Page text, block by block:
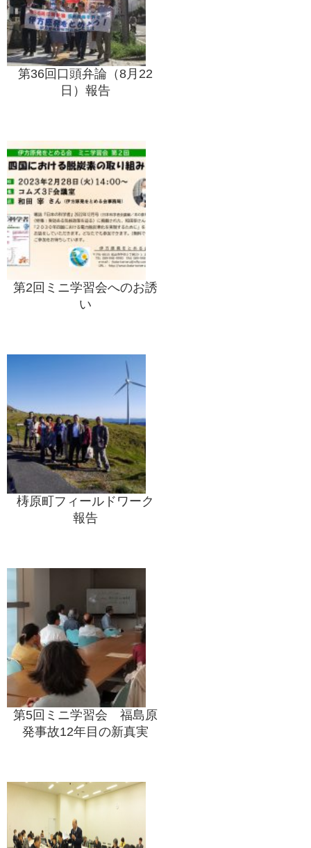
第36回口頭弁論（8月22
日）報告
第2回ミニ学習会へのお誘
い
梼原町フィールドワーク
報告
第5回ミニ学習会 福島原
発事故12年目の新真実